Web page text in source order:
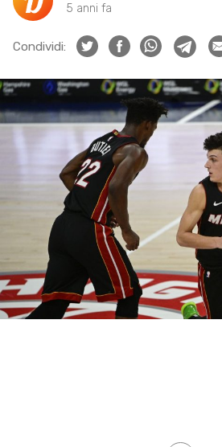
5 anni fa
Condividi: